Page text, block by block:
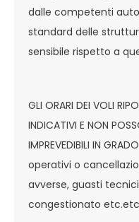
dalle competenti
standard delle
sensibile rispetto a
GLI ORARI DEI VOLI
INDICATIVI E NON
IMPREVEDIBILI IN
operativi o
avverse, guasti
congestionato